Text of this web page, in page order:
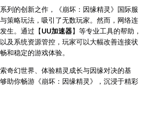
列的创新之作，《崩坏：因缘精灵》国际服
策略玩法，吸引了无数玩家。然而，网络连
生。通过【UU加速器】等专业工具的帮助，
及系统资源管控，玩家可以大幅改善连接状
和稳定的游戏体验。
奇幻世界、体验精灵成长与因缘对决的基
助你畅游《崩坏：因缘精灵》，沉浸于精彩